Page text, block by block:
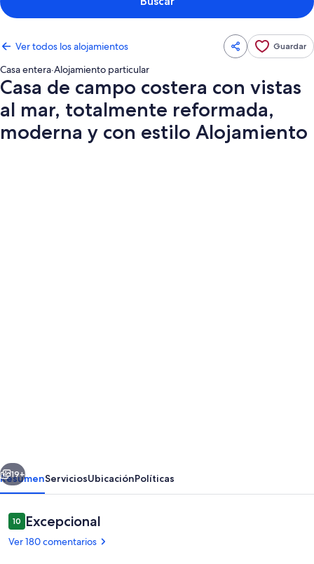
Ver todos los alojamientos Guardar
Casa entera·Alojamiento particular
Casa de campo costera con vistas
al mar, totalmente reformada,
moderna y con estilo Alojamiento
con
vistas
al
mar,
Siguiente
19+
ResumenServiciosUbicaciónPolíticas
Comentarios
1010 de 10
Excepcional
Ver 180 comentarios